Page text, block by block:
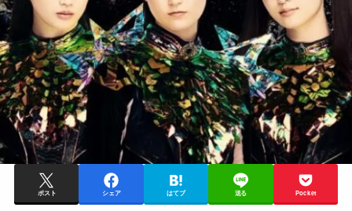
ポスト シェア はてブ 送る Pocket